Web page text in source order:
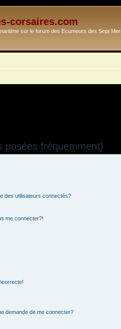
corsaires.com
sur le forum des Ecumeurs des Sept
posées fréquemment)
des utilisateurs connectés?
me connecter?!
demande de me connecter?